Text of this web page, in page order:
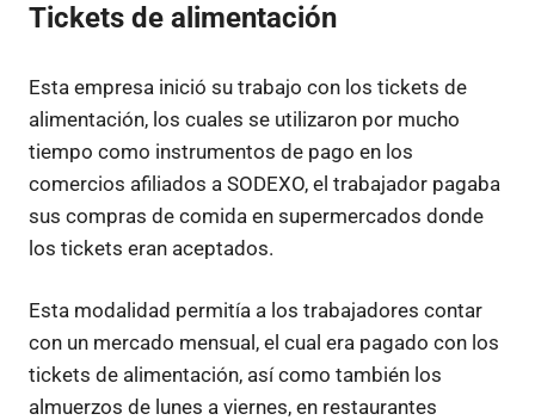
Tickets de alimentación
Esta empresa inició su trabajo con los tickets de
alimentación, los cuales se utilizaron por mucho
tiempo como instrumentos de pago en los
comercios afiliados a SODEXO, el trabajador pagaba
sus compras de comida en supermercados donde
los tickets eran aceptados.
Esta modalidad permitía a los trabajadores contar
con un mercado mensual, el cual era pagado con los
tickets de alimentación, así como también los
almuerzos de lunes a viernes, en restaurantes